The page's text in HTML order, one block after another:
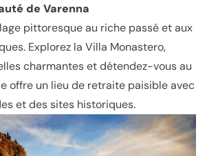
de Varenna
pittoresque au riche passé et aux
Explorez la Villa Monastero,
charmantes et détendez-vous au
offre un lieu de retraite paisible avec
et des sites historiques.